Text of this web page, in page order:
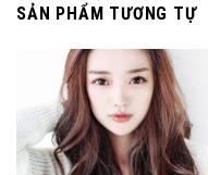
SẢN PHẨM TƯƠNG TỰ